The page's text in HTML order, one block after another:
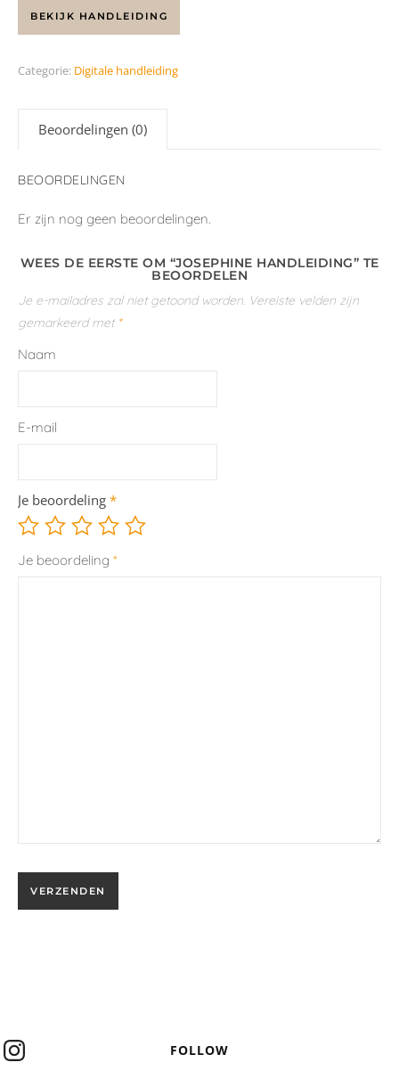
BEKIJK HANDLEIDING
Categorie: Digitale handleiding
Beoordelingen (0)
BEOORDELINGEN
Er zijn nog geen beoordelingen.
WEES DE EERSTE OM “JOSEPHINE HANDLEIDING” TE
BEOORDELEN
Je e-mailadres zal niet getoond worden. Vereiste velden zijn
gemarkeerd met *
Naam
E-mail
Je beoordeling *
Je beoordeling *
FOLLOW